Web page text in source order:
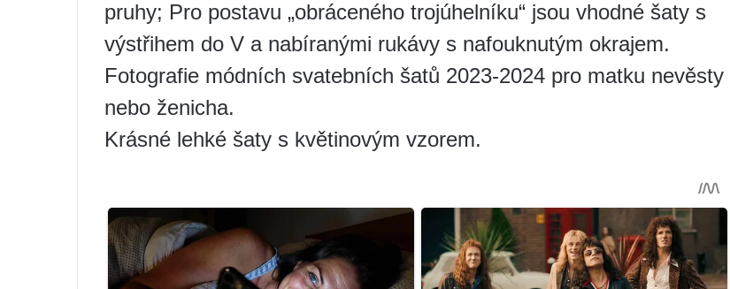
pruhy; Pro postavu „obráceného trojúhelníku“ jsou vhodné šaty s
výstřihem do V a nabíranými rukávy s nafouknutým okrajem.
Fotografie módních svatebních šatů 2023-2024 pro matku nevěsty
nebo ženicha.
Krásné lehké šaty s květinovým vzorem.